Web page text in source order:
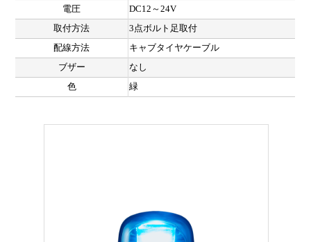
電圧
DC12～24V
取付方法
3点ボルト足取付
配線方法
キャブタイヤケーブル
ブザー
なし
色
緑